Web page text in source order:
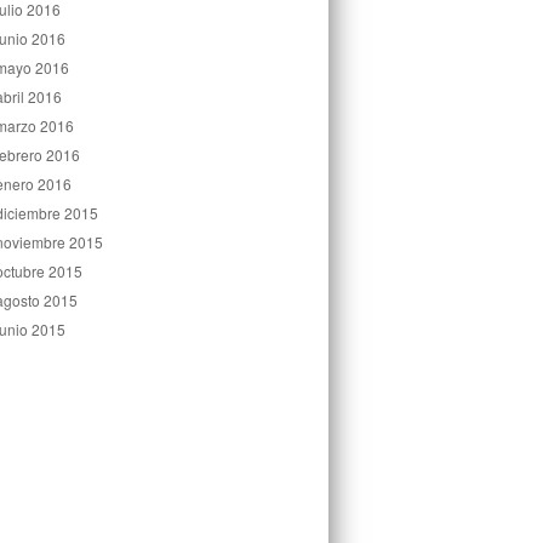
2016
2016
2016
2016
2016
2016
2016
2015
2015
2015
2015
2015